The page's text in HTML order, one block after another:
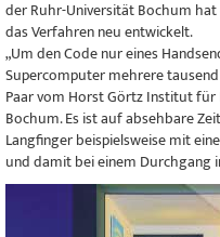
der Ruhr-Universität Bochum
das Verfahren neu entwickelt.
„Um den Code nur eines
Supercomputer mehrere
Paar vom Horst Görtz Institut
Bochum. Es ist auf absehbare
Langfinger beispielsweise mit
und damit bei einem Durchgang